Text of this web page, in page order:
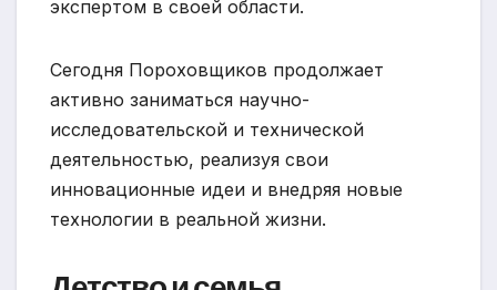
экспертом в своей области.
Сегодня Пороховщиков продолжает
активно заниматься научно-
исследовательской и технической
деятельностью, реализуя свои
инновационные идеи и внедряя новые
технологии в реальной жизни.